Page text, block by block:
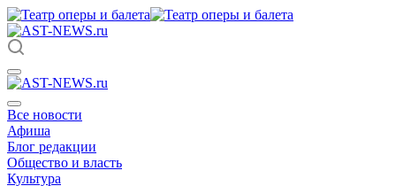
Все новости
Афиша
Блог редакции
Общество и власть
Культура